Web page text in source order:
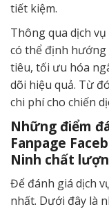
tiết kiệm.
Thông qua dịch
có thể định
tiêu, tối ưu hóa
dõi hiệu quả. Từ
chi phí cho chiến
Những điểm
Fanpage
Ninh chất
Để đánh giá dịch
nhất. Dưới đây là